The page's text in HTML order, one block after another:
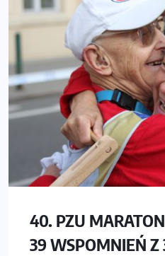
40. PZU
39 WSPOMNIEŃ Z